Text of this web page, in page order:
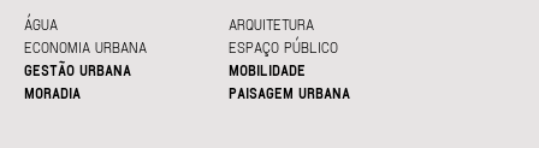
ÁGUA
ARQUITETURA
ECONOMIA URBANA
ESPAÇO PÚBLICO
GESTÃO URBANA
MOBILIDADE
MORADIA
PAISAGEM URBANA